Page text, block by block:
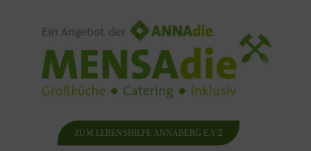
ZUM LEBENSHILFE ANNABERG E.V.
Start Mensa schnitzel essen annaberg anndie